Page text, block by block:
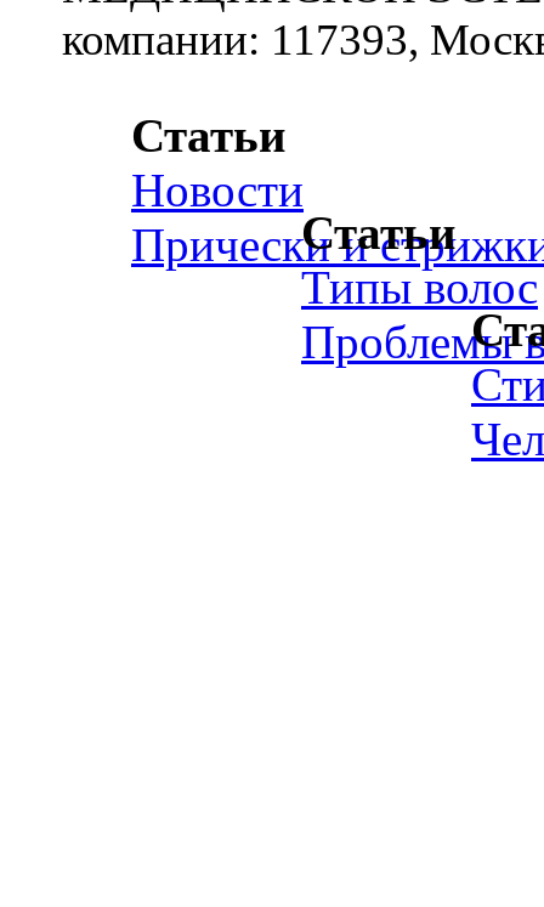
компании: 117393,
Статьи
Новости
Прически иСтатьи
Типы волос
Проблемы